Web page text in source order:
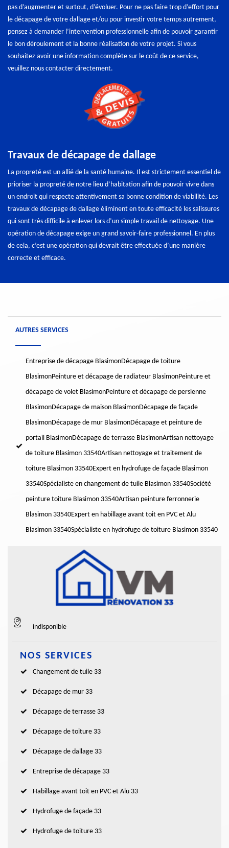
pas d’augmenter et surtout, d’évoluer. Pour ne pas faire trop d’effort pour
le décapage de votre dallage et/ou pour investir votre temps autrement,
pensez à demander l’intervention professionnelle afin de pouvoir garantir
le bon déroulement et la bonne réalisation de votre projet. Si vous
souhaitez avoir une information complète sur le coût de ce service,
veuillez nous contacter directement.
Travaux de décapage de dallage
La propreté est un allié de la santé humaine. Il est strictement essentiel de
prioriser la propreté de notre lieu d’habitation afin de pouvoir vivre dans
un endroit qui respecte attentivement sa bonne condition de viabilité. Les
travaux de décapage de dallage éliminent en toute efficacité les salissures
qui sont très difficile à enlever lors d’un simple travail de nettoyage. Une
opération de décapage exige un grand savoir-faire professionnel. En plus
de cela, c’est une opération qui devrait être effectuée d’une manière
correcte et efficace.
AUTRES SERVICES
Entreprise de décapage BlasimonDécapage de toiture
BlasimonPeinture et décapage de radiateur BlasimonPeinture et
décapage de volet BlasimonPeinture et décapage de persienne
BlasimonDécapage de maison BlasimonDécapage de façade
BlasimonDécapage de mur BlasimonDécapage et peinture de
portail BlasimonDécapage de terrasse BlasimonArtisan nettoyage
de toiture Blasimon 33540Artisan nettoyage et traitement de
toiture Blasimon 33540Expert en hydrofuge de façade Blasimon
33540Spécialiste en changement de tuile Blasimon 33540Société
peinture toiture Blasimon 33540Artisan peinture ferronnerie
Blasimon 33540Expert en habillage avant toit en PVC et Alu
Blasimon 33540Spécialiste en hydrofuge de toiture Blasimon 33540
indisponible
NOS SERVICES
Changement de tuile 33
Décapage de mur 33
Décapage de terrasse 33
Décapage de toiture 33
Décapage de dallage 33
Entreprise de décapage 33
Habillage avant toit en PVC et Alu 33
Hydrofuge de façade 33
Hydrofuge de toiture 33